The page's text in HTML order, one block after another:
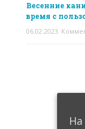
Весенние
время с
06.02.2023